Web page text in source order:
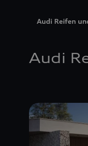
Audi Reifen
Audi